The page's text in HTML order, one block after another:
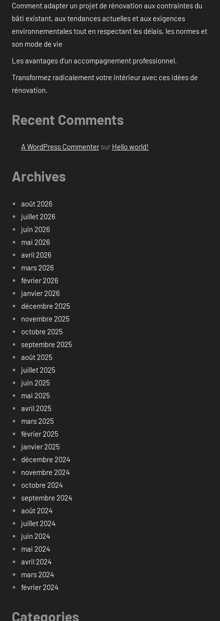
Comment adapter un projet de rénovation aux contraintes du
bâti existant, aux tendances actuelles et aux exigences
environnementales tout en respectant les délais, les normes et
son mode de vie
Les avantages d’un accompagnement professionnel.
Transformez radicalement votre intérieur avec ces idées de
rénovation.
Recent Comments
A WordPress Commentersur Hello world!
Archives
août 2026
juillet 2026
juin 2026
mai 2026
avril 2026
mars 2026
février 2026
janvier 2026
décembre 2025
novembre 2025
octobre 2025
septembre 2025
août 2025
juillet 2025
juin 2025
mai 2025
avril 2025
mars 2025
février 2025
janvier 2025
décembre 2024
novembre 2024
octobre 2024
septembre 2024
août 2024
juillet 2024
juin 2024
mai 2024
avril 2024
mars 2024
février 2024
Categories